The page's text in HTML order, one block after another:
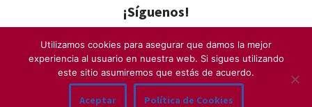
¡Síguenos!
Quiénes somos –Aviso Legal–Cookies–
Utilizamos cookies para asegurar que damos la mejor
experiencia al usuario en nuestra web. Si sigues utilizando
este sitio asumiremos que estás de acuerdo.
Aceptar Política de Cookies